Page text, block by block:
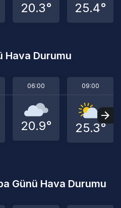
20.3° 25.4°
Hava Durumu
06:00
20.9°
09:00
25.3°
Günü Hava Durumu